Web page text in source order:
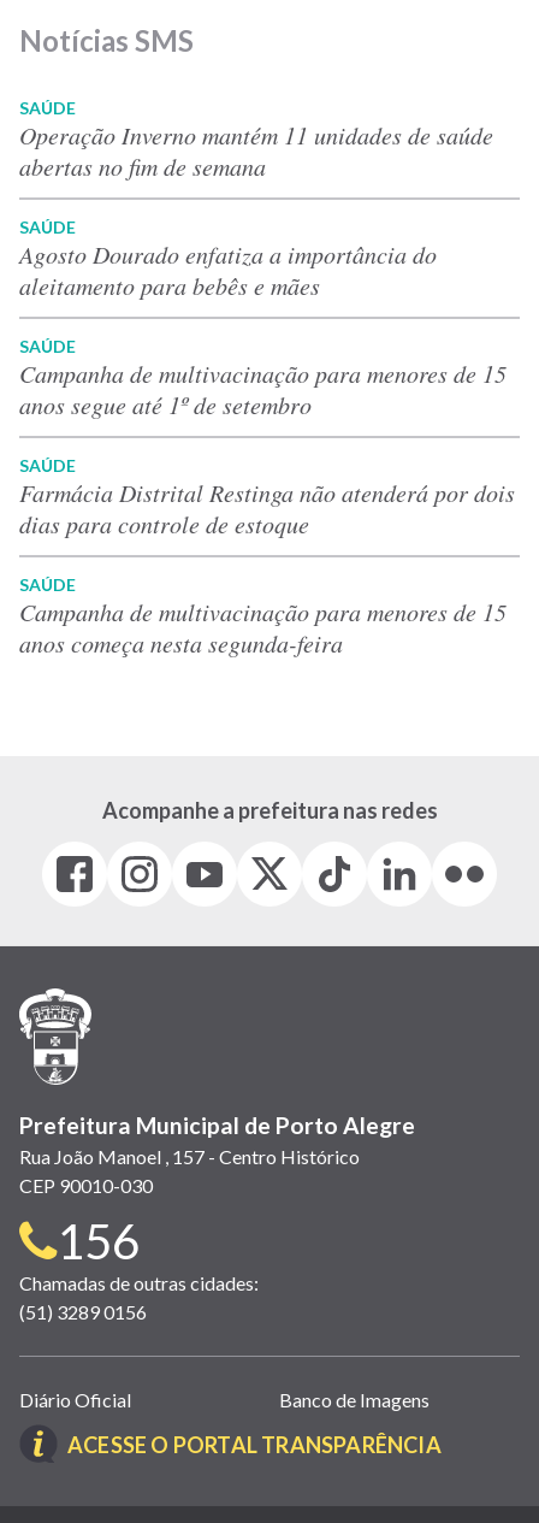
Notícias SMS
SAÚDE
Operação Inverno mantém 11 unidades de saúde
abertas no fim de semana
SAÚDE
Agosto Dourado enfatiza a importância do
aleitamento para bebês e mães
SAÚDE
Campanha de multivacinação para menores de 15
anos segue até 1º de setembro
SAÚDE
Farmácia Distrital Restinga não atenderá por dois
dias para controle de estoque
SAÚDE
Campanha de multivacinação para menores de 15
anos começa nesta segunda-feira
Acompanhe a prefeitura nas redes
Facebook
(link
em
janela)
Instagram
(link
em
(link
em
(Antigo
(link
Tiktok
(link
em
LinkedIn
(link
em
(link
em
Prefeitura Municipal de Porto Alegre
Rua João Manoel , 157 - Centro Histórico
CEP 90010-030
Telefone
para
contato:
156
Chamadas de outras cidades:
(51) 3289 0156
Links
úteis
(abrem
nova
Diário Oficial Banco de Imagens
ACESSE O PORTAL TRANSPARÊNCIA(LINK
EM